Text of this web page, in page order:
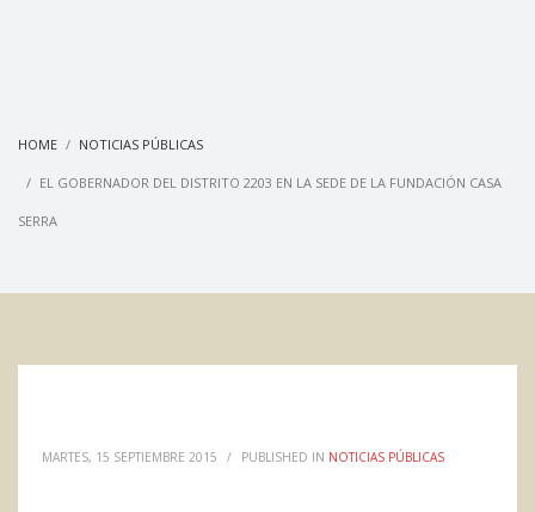
HOME NOTICIAS PÚBLICAS
EL GOBERNADOR DEL DISTRITO 2203 EN LA SEDE DE LA FUNDACIÓN CASA
SERRA
MARTES, 15 SEPTIEMBRE 2015 / PUBLISHED IN NOTICIAS PÚBLICAS